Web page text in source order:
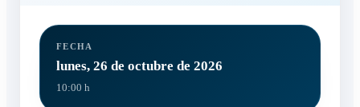
FECHA
lunes, 26 de octubre de 2026
10:00 h